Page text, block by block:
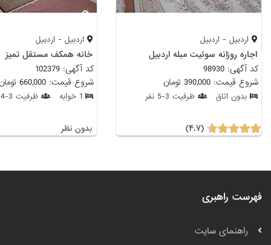
اردبیل - اردبیل
اجاره روزانه سوئیت مبله اردبیل
کد آگهی: 98930
شروع قیمت: 390,000 تومان
بدون اتاق ظرفیت 3-5 نفر
(۴.۷)
اردبیل - اردبیل
خانه همکف مستقل تمیز
کد آگهی: 102379
شروع قیمت: 660,000 تومان
1 خوابه ظرفیت 3-4 نفر
بدون نظر
فهرست راهبری
راهنمای سایت